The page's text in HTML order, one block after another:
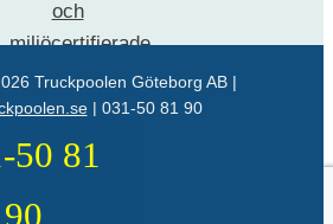
50 81
90
Truckpoolen Göteborg AB |
| 031-50 81 90